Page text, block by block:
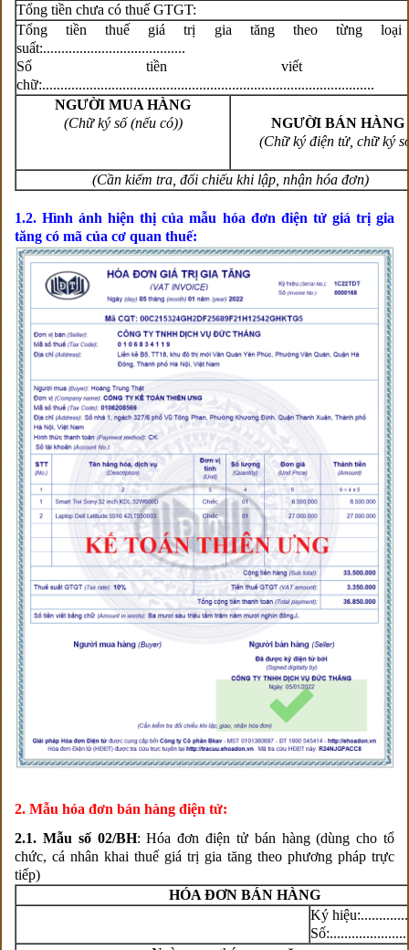
Tổng tiền chưa có thuế GTGT:
Tổng tiền thuế giá trị gia tăng theo từng loại
suất:.......................................
Số tiền viết
chữ:...........................................................................................
NGƯỜI MUA HÀNG
(Chữ ký số (nếu có))
NGƯỜI BÁN HÀNG
(Chữ ký điện tử, chữ ký
(Cần kiểm tra, đối chiếu khi lập, nhận hóa đơn)
1.2. Hình ảnh hiện thị của mẫu hóa đơn điện tử giá trị gia
tăng có mã của cơ quan thuế:
2. Mẫu hóa đơn bán hàng điện tử:
2.1. Mẫu số 02/BH: Hóa đơn điện tử bán hàng (dùng cho tổ
chức, cá nhân khai thuế giá trị gia tăng theo phương pháp trực
tiếp)
HÓA ĐƠN BÁN HÀNG
Ký